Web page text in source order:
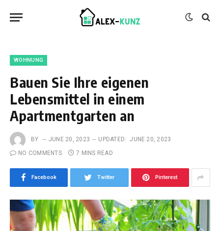
WOHNUNG
Bauen Sie Ihre eigenen
Lebensmittel in einem
Apartmentgarten an
BY JUNE 20, 2023 UPDATED: JUNE 20, 2023
NO COMMENTS
7 MINS READ
Facebook Twitter Pinterest